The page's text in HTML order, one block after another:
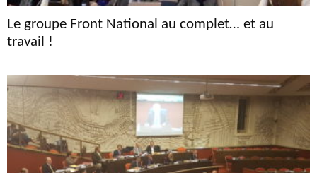
Le groupe Front National au complet… et au
travail !